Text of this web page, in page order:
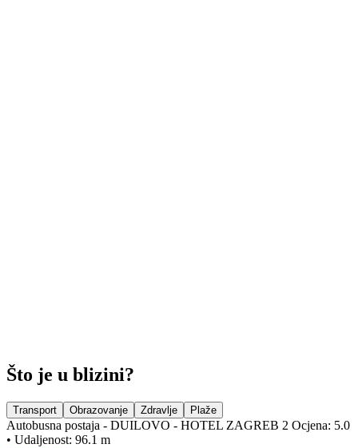
Što je u blizini?
Transport Obrazovanje Zdravlje Plaže
Autobusna postaja - DUILOVO - HOTEL ZAGREB 2 Ocjena: 5.0
• Udaljenost: 96.1 m